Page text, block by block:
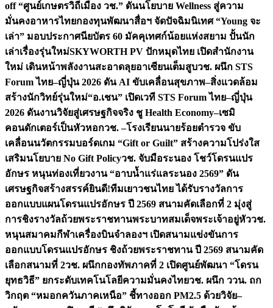
off “ศูนย์เกษตรวิถีเมือง วช.” ดันนโยบาย Wellness สู่ความ
มั่นคงอาหารไทยกองทุนพัฒนาสื่อฯ จัดปัจฉิมนิเทศ “Young จะ
เล่า” มอบประกาศนียบัตร 60 มัคคุเทศก์น้อยแห่งสยาม ปั้นนัก
เล่าเรื่องรุ่นใหม่SKYWORTH PV ปักหมุดไทย เปิดสำนักงาน
ใหม่ เดินหน้าพลังงานสะอาดลุยอาเซียนเต็มสูบวช. ผนึก STS
Forum ไทย–ญี่ปุ่น 2026 ดัน AI ขับเคลื่อนสุขภาพ–สิ่งแวดล้อม
สร้างนักวิทย์รุ่นใหม่“อ.เชน” เปิดเวที STS Forum ไทย–ญี่ปุ่น
2026 ดันงานวิจัยสู่เศรษฐกิจจริง ชู Health Economy–เซมิ
คอนดักเตอร์เป็นหัวหอกวช. –โรงเรียนนายร้อยตำรวจ ขับ
เคลื่อนนวัตกรรมบอร์ดเกม “Gift or Guilt” สร้างความโปร่งใส
เสริมนโยบาย No Gift Policyวช. จับมือระนอง โชว์โดรนแปร
อักษร หนุนท่องเที่ยวงาน “อาบน้ำแร่แลระนอง 2569” ดัน
เศรษฐกิจสร้างสรรค์ยินดี!ทีมเยาวชนไทย ได้รับรางวัลการ
ออกแบบแผนโดรนแปรอักษร ปี 2569 สนามคัดเลือกที่ 2 มุ่งสู่
การชิงรางวัลถ้วยพระราชทานพระบาทสมเด็จพระเจ้าอยู่หัววช.
หนุนสมาคมกีฬาเครื่องบินจำลองฯ เปิดสนามแข่งขันการ
ออกแบบโดรนแปรอักษร ชิงถ้วยพระราชทาน ปี 2569 สนามคัด
เลือกสนามที่ 2วช. ผนึกกองทัพภาคที่ 2 เปิดศูนย์พัฒนา “โดรน
ยุทธวิธี” ยกระดับเทคโนโลยีความมั่นคงไทยวช. ผนึก ววน. ถก
วิกฤต “หมอกควันภาคเหนือ” ชี้ทางออก PM2.5 ด้วยวิจัย–